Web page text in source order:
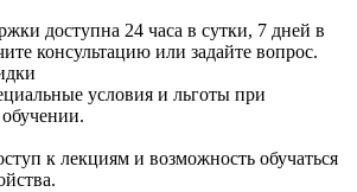
доступна 24 часа в сутки, 7 дней в
консультацию или задайте вопрос.
условия и льготы при
к лекциям и возможность обучаться